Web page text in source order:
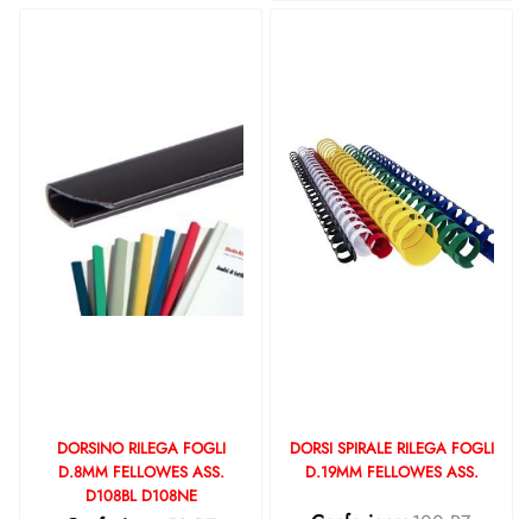
DORSINO RILEGA FOGLI
D.8MM FELLOWES ASS.
D108BL D108NE
DORSI SPIRALE RILEGA FOGLI
D.19MM FELLOWES ASS.